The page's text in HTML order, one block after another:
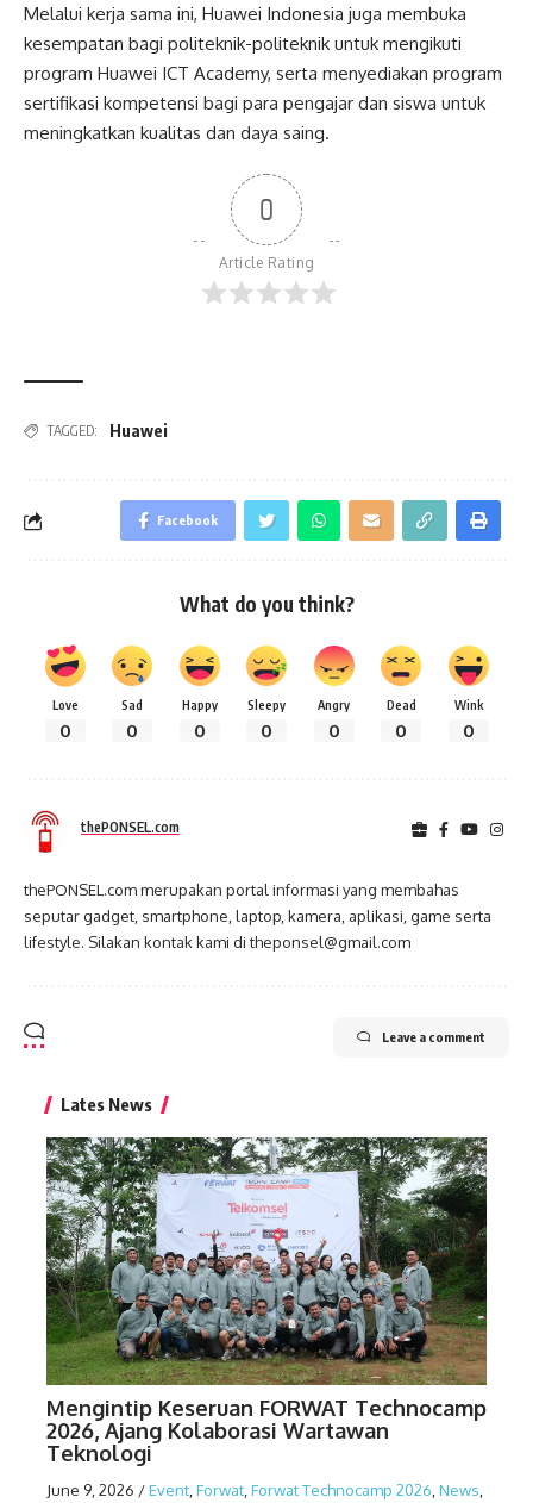
Melalui kerja sama ini, Huawei Indonesia juga membuka
kesempatan bagi politeknik-politeknik untuk mengikuti
program Huawei ICT Academy, serta menyediakan program
sertifikasi kompetensi bagi para pengajar dan siswa untuk
meningkatkan kualitas dan daya saing.
0
Article Rating
TAGGED: Huawei
Facebook
What do you think?
Love
0
Sad
0
Happy
0
Sleepy
0
Angry
0
Dead
0
Wink
0
thePONSEL.com
thePONSEL.com merupakan portal informasi yang membahas
seputar gadget, smartphone, laptop, kamera, aplikasi, game serta
lifestyle. Silakan kontak kami di theponsel@gmail.com
Leave a comment
Lates News
Mengintip Keseruan FORWAT Technocamp
2026, Ajang Kolaborasi Wartawan
Teknologi
June 9, 2026 /Event Forwat Forwat Technocamp 2026 News